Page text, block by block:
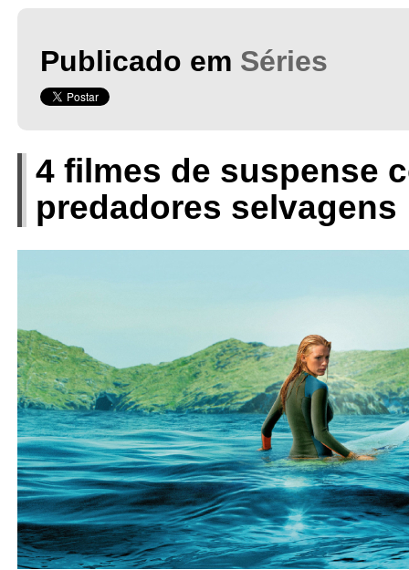
Publicado em Séries
4 filmes de suspense
predadores selvagens